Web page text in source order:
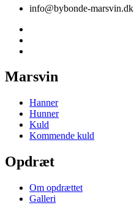
info@bybonde-marsvin.dk
Marsvin
Hanner
Hunner
Kuld
Kommende kuld
Opdræt
Om opdrættet
Galleri